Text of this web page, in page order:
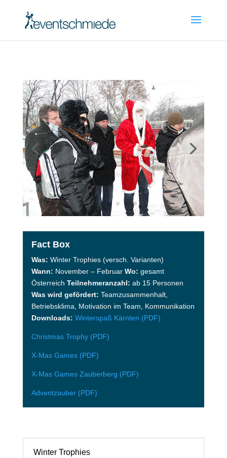
Fact Box
Was: Winter Trophies (versch. Varianten)
Wann: November – Februar Wo: gesamt
Österreich Teilnehmeranzahl: ab 15 Personen
Was wird gefördert: Teamzusammenhalt,
Betriebsklima, Motivation im Team, Kommunikation
Downloads: Winterspaß Kärnten (PDF)
Christmas Trophy (PDF)
X-Mas Games (PDF)
X-Mas Games Zauberberg (PDF)
Adventzauber (PDF)
Winter Trophies